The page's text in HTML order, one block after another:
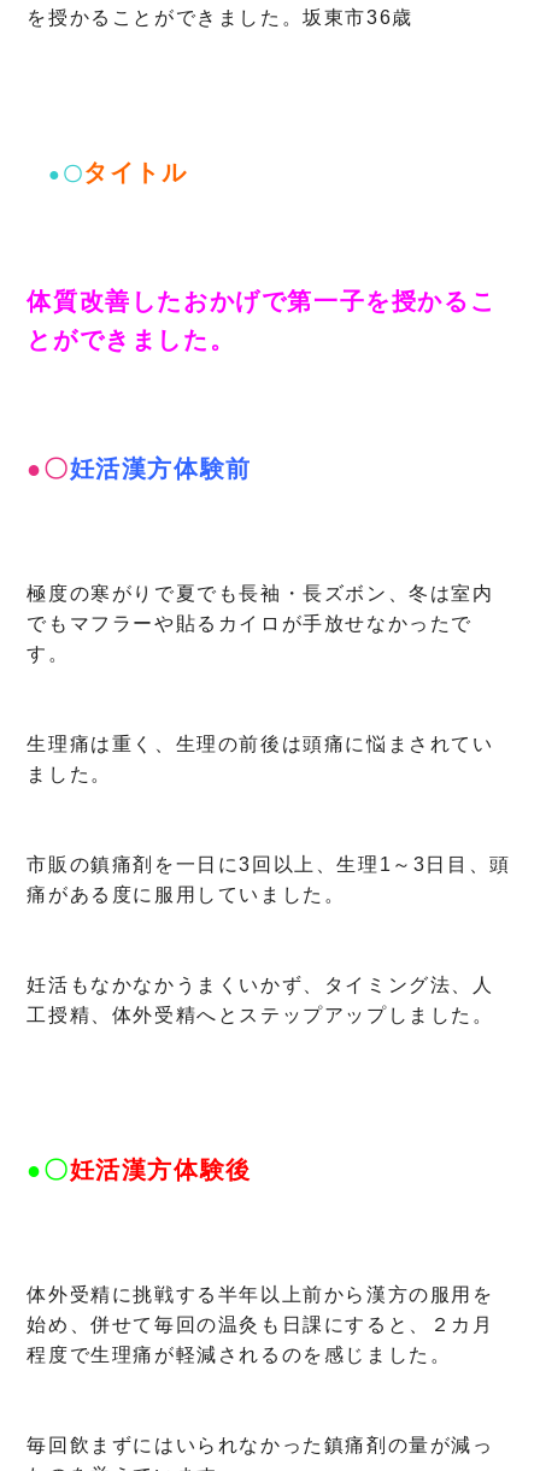
を授かることができました。坂東市36歳
●〇タイトル
体質改善したおかげで第一子を授かるこ
とができました。
●〇妊活漢方体験前
極度の寒がりで夏でも長袖・長ズボン、冬は室内
でもマフラーや貼るカイロが手放せなかったで
す。
生理痛は重く、生理の前後は頭痛に悩まされてい
ました。
市販の鎮痛剤を一日に3回以上、生理1～3日目、頭
痛がある度に服用していました。
妊活もなかなかうまくいかず、タイミング法、人
工授精、体外受精へとステップアップしました。
●〇妊活漢方体験後
体外受精に挑戦する半年以上前から漢方の服用を
始め、併せて毎回の温灸も日課にすると、２カ月
程度で生理痛が軽減されるのを感じました。
毎回飲まずにはいられなかった鎮痛剤の量が減っ